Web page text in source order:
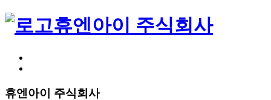
휴엔아이 주식회사
휴엔아이 주식회사